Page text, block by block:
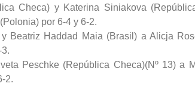
Checa) y Katerina Siniakova
por 6-4 y 6-2.
Beatriz Haddad Maia (Brasil) a Alicja
Peschke (República Checa)(Nº 13) a
2.